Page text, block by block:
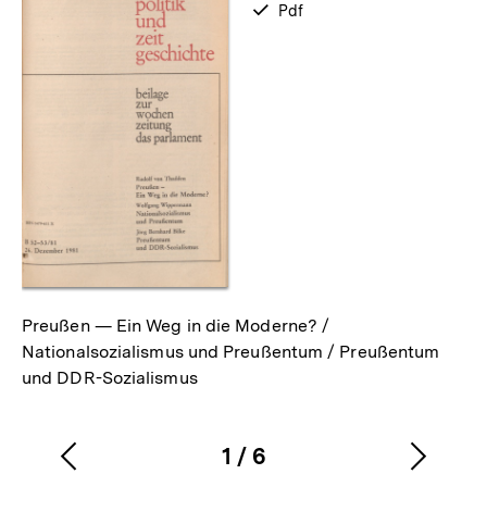
verfügbar
Pdf
Preußen — Ein Weg in die Moderne? /
Nationalsozialismus und Preußentum / Preußentum
und DDR-Sozialismus
Karussellinhalt
1
von
/ 6
Vorherigen